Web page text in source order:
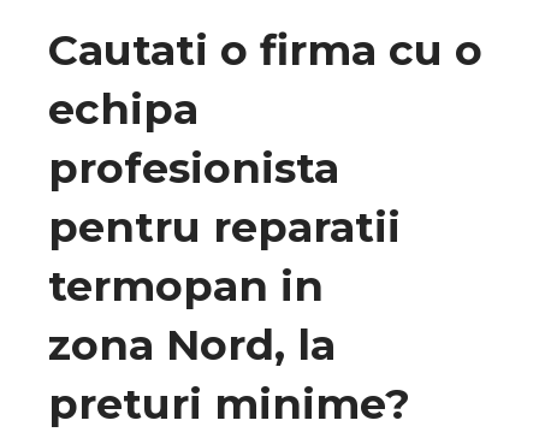
Cautati o firma cu o
echipa
profesionista
pentru reparatii
termopan in
zona Nord, la
preturi minime?